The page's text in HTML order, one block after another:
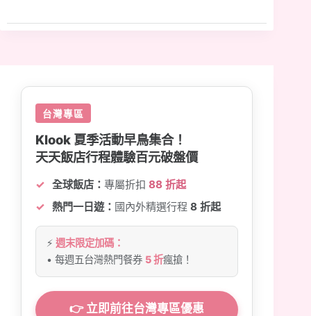
台灣專區
Klook 夏季活動早鳥集合！
天天飯店行程體驗百元破盤價
全球飯店： 專屬折扣 88 折起
熱門一日遊： 國內外精選行程 8 折起
⚡ 週末限定加碼：
• 每週五台灣熱門餐券 5 折瘋搶！
👉 立即前往台灣專區優惠